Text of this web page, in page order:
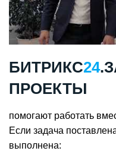
БИТРИКС24
ПРОЕКТЫ
помогают работать
Если задача
выполнена: